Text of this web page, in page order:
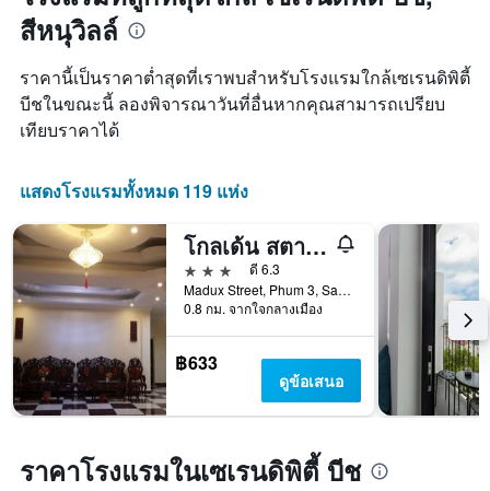
สีหนุวิลล์
ราคานี้เป็นราคาต่ำสุดที่เราพบสำหรับโรงแรมใกล้เซเรนดิพิตี้
บีชในขณะนี้ ลองพิจารณาวันที่อื่นหากคุณสามารถเปรียบ
เทียบราคาได้
แสดงโรงแรมทั้งหมด 119 แห่ง
โกลเด้น สตาร์ อินน์
3 ดาว
ดี 6.3
Madux Street, Phum 3, Sangket 4, สีหนุวิลล์, กัมพูชา
0.8 กม. จากใจกลางเมือง
฿633
ดูข้อเสนอ
ราคาโรงแรมในเซเรนดิพิตี้ บีช